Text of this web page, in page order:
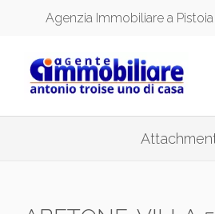
Agenzia Immobiliare a